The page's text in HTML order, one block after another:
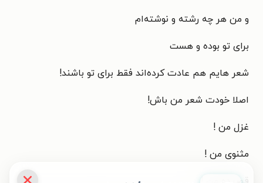
و من هر چه رشته و نوشته‌ام
برای تو بوده و هست
شعر هایم هم عادت کرده‌اند فقط برای تو باشند!
اصلا خودت شعر من باش!
غزل من !
مثنوی من !